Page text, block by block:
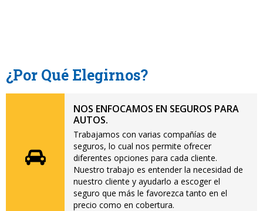
¿Por Qué Elegirnos?
NOS ENFOCAMOS EN SEGUROS PARA
AUTOS.
Trabajamos con varias compañías de
seguros, lo cual nos permite ofrecer
diferentes opciones para cada cliente.
Nuestro trabajo es entender la necesidad de
nuestro cliente y ayudarlo a escoger el
seguro que más le favorezca tanto en el
precio como en cobertura.